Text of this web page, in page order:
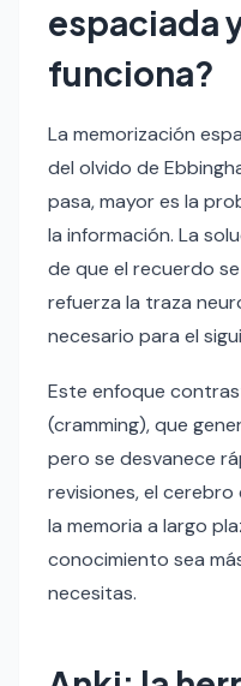
espaciada
funciona?
La memorización
del olvido de
pasa, mayor es la
la información. La
de que el recuerdo
refuerza la traza
necesario para el
Este enfoque
(cramming), que
pero se desvanece
revisiones, el
la memoria a largo
conocimiento sea
necesitas.